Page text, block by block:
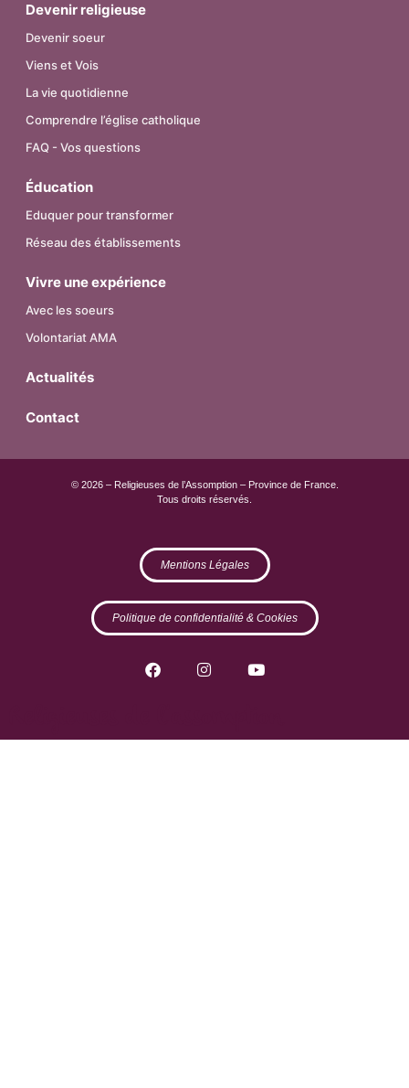
Devenir religieuse
Devenir soeur
Viens et Vois
La vie quotidienne
Comprendre l’église catholique
FAQ - Vos questions
Éducation
Eduquer pour transformer
Réseau des établissements
Vivre une expérience
Avec les soeurs
Volontariat AMA
Actualités
Contact
© 2026 – Religieuses de l’Assomption – Province de France.
Tous droits réservés.
Mentions Légales
Politique de confidentialité & Cookies